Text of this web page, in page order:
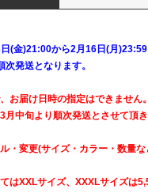
(金)21:00から2月16日(月)23:59
発送となります。
お届け日時の指定はできません。
月中旬より順次発送とさせて頂
・変更(サイズ・カラー・数量な
はXXLサイズ、XXXLサイズは